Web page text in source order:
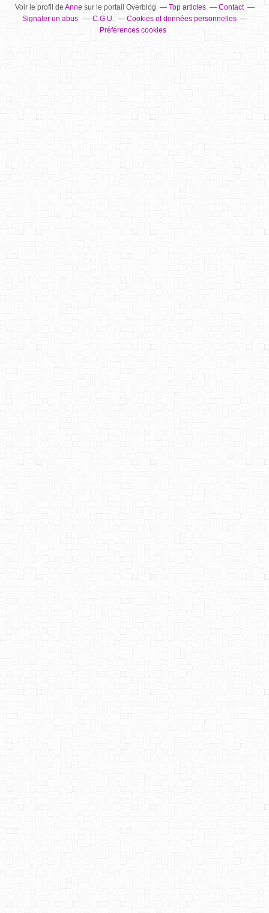
Voir le profil de Annesur le portail Overblog Top articles
Contact
Signaler un abus
C.G.U.
Cookies et données personnelles
Préférences cookies